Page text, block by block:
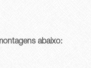
abaixo: